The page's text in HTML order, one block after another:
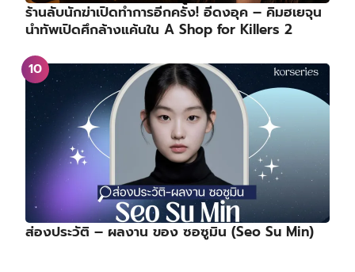
ร้านลับนักฆ่าเปิดทำการอีกครั้ง! อีดงอุค – คิมฮเยจุน
นำทัพเปิดศึกล้างแค้นใน A Shop for Killers 2
ส่องประวัติ – ผลงาน ของ ซอซูมิน (Seo Su Min)